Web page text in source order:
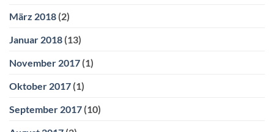
März 2018 (2)
Januar 2018 (13)
November 2017 (1)
Oktober 2017 (1)
September 2017 (10)